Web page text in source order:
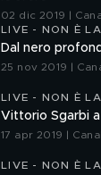
02 dic 2019 |
LIVE - NON È
Dal nero
25 nov 2019 |
LIVE - NON È
Vittorio Sgarbi
17 apr 2019 |
LIVE - NON È